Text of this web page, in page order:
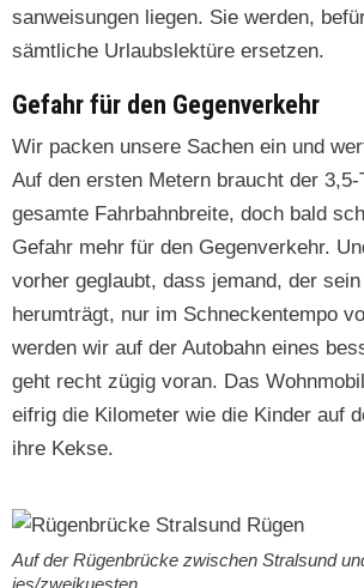
san­weisun­gen liegen. Sie wer­den,
sämtliche Urlaub­slek­türe ersetzen.
Gefahr für den Gegenverkehr
Wir pack­en unsere Sachen ein und
Auf den ersten Metern braucht der
gesamte Fahrbahn­bre­ite, doch bald
Gefahr mehr für den Gegen­verkehr.
vorher geglaubt, dass jemand, der
herumträgt, nur im Sch­neck­en­tem­po
wer­den wir auf der Auto­bahn eines
geht recht zügig voran. Das
eifrig die Kilo­me­ter wie die Kinder auf
ihre Kekse.
Auf der Rügen­brücke zwis­chen Stral­sund
jes/zweikuesten